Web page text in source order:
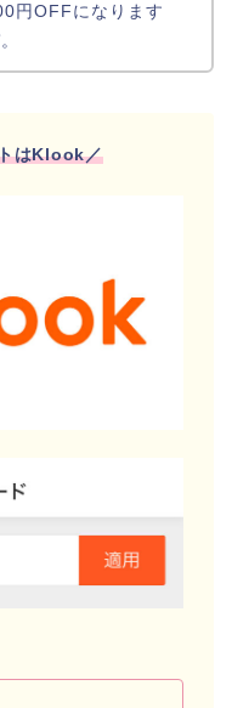
円OFFになります
はKlook／